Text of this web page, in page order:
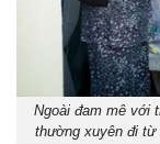
Ngoài đam mê với
thường xuyên đi từ